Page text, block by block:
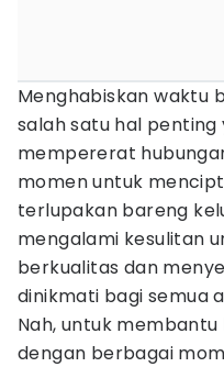
Menghabiskan waktu
salah satu hal penting
mempererat
momen untuk
terlupakan bareng
mengalami kesulitan
berkualitas dan
dinikmati bagi semua
Nah, untuk
dengan berbagai